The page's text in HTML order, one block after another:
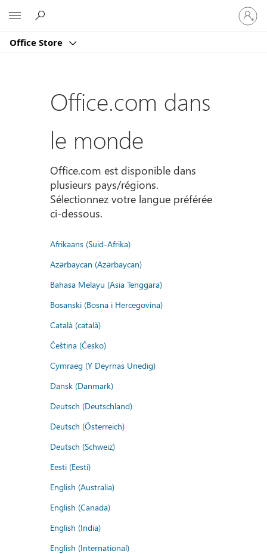
Office Store
vous
à
compte
Office.com dans
le monde
Office.com est disponible dans
plusieurs pays/régions.
Sélectionnez votre langue préférée
ci-dessous.
Afrikaans (Suid-Afrika)
Azərbaycan (Azərbaycan)
Bahasa Melayu (Asia Tenggara)
Bosanski (Bosna i Hercegovina)
Català (català)
Čeština (Česko)
Cymraeg (Y Deyrnas Unedig)
Dansk (Danmark)
Deutsch (Deutschland)
Deutsch (Österreich)
Deutsch (Schweiz)
Eesti (Eesti)
English (Australia)
English (Canada)
English (India)
English (International)